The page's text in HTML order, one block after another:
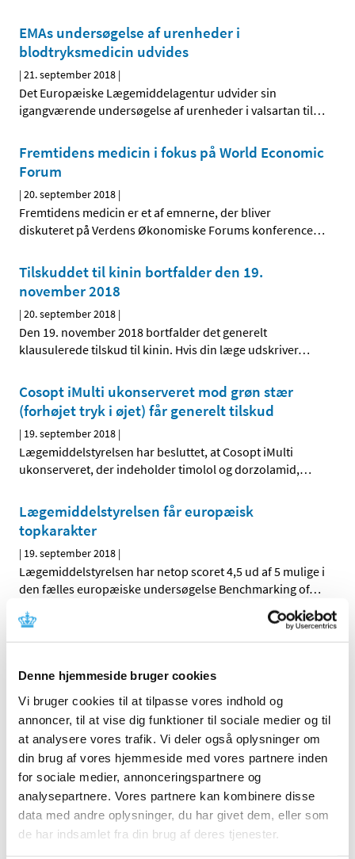
Denne hjemmeside bruger cookies
Vi bruger cookies til at tilpasse vores indhold og
annoncer, til at vise dig funktioner til sociale medier og til
at analysere vores trafik. Vi deler også oplysninger om
din brug af vores hjemmeside med vores partnere inden
for sociale medier, annonceringspartnere og
analysepartnere. Vores partnere kan kombinere disse
data med andre oplysninger, du har givet dem, eller som
de har indsamlet fra din brug af deres tjenester.
EMAs undersøgelse af urenheder i
blodtryksmedicin udvides
|21. september 2018 |
Det Europæiske Lægemiddelagentur udvider sin
igangværende undersøgelse af urenheder i valsartan til…
Fremtidens medicin i fokus på World Economic
Forum
|20. september 2018 |
Fremtidens medicin er et af emnerne, der bliver
diskuteret på Verdens Økonomiske Forums konference…
Tilskuddet til kinin bortfalder den 19.
november 2018
|20. september 2018 |
Den 19. november 2018 bortfalder det generelt
klausulerede tilskud til kinin. Hvis din læge udskriver…
Cosopt iMulti ukonserveret mod grøn stær
(forhøjet tryk i øjet) får generelt tilskud
| 19. september 2018 |
Lægemiddelstyrelsen har besluttet, at Cosopt iMulti
ukonserveret, der indeholder timolol og dorzolamid,…
Lægemiddelstyrelsen får europæisk
topkarakter
| 19. september 2018 |
Lægemiddelstyrelsen har netop scoret 4,5 ud af 5 mulige i
den fælles europæiske undersøgelse Benchmarking of…
Ingen ændringer i tilskudsstatus for medicin til
|19. september 2018|
medicin til lokalbehandling af gynækologiske…
Quetiapin depottabletter får generelt tilskud
|14. september 2018|
Lægemiddelstyrelsen har besluttet, at depottabletter, der
indeholder quetiapin, får generelt tilskud. Quetiapin…
Forurenet valsartan har indtil videre ikke